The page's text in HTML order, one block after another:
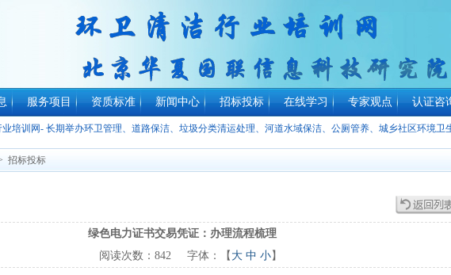
服务项目 资质标准 新闻中心 招标投标 在线学习 专家观点 认证咨
培训网- 长期举办环卫管理、道路保洁、垃圾分类清运处理、河道水域保洁、公厕管养、城乡社区环境卫
招标投标
绿色电力证书交易凭证：办理流程梳理
阅读次数： 842字体：【 大 中 小】